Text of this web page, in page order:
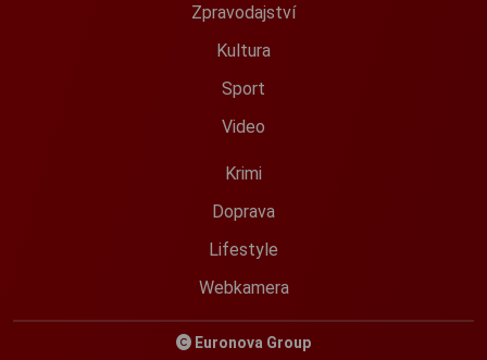
Zpravodajství
Kultura
Sport
Video
Krimi
Doprava
Lifestyle
Webkamera
Euronova Group